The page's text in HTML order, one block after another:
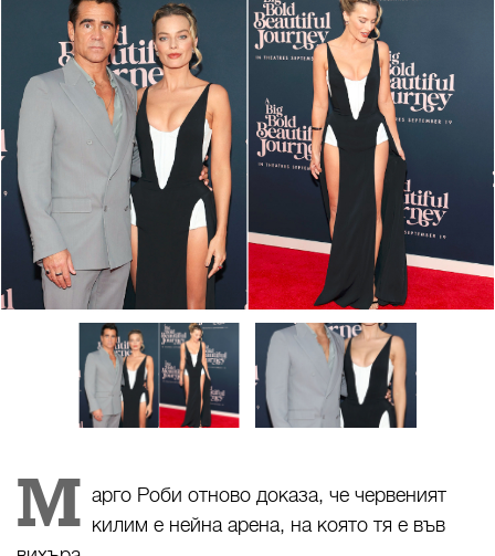
М арго Роби отново доказа, че червеният
килим е нейна арена, на която тя е във